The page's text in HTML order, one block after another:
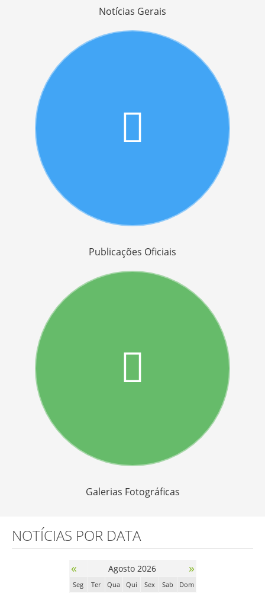
Notícias Gerais
Publicações Oficiais
Galerias Fotográficas
NOTÍCIAS POR DATA
« Agosto 2026 »
Seg Ter Qua Qui Sex Sab Dom